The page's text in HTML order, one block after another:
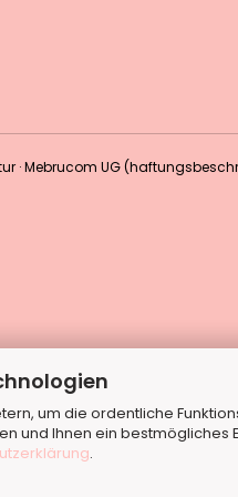
um die ordentliche
und Ihnen ein bestmögliches
.
· Mebrucom UG